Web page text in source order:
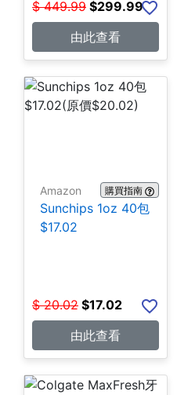
$ 449.99 $299.99
由此查看
Amazon 購買指南
Sunchips 1oz 40包
$17.02
$ 20.02 $17.02
由此查看